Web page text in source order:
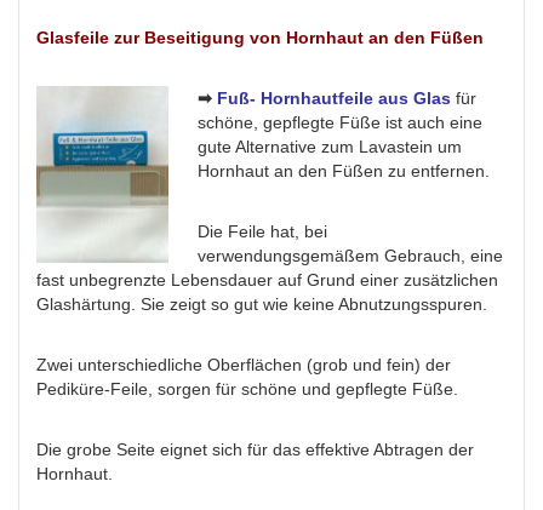
Glasfeile zur Beseitigung von Hornhaut an den Füßen
➡ Fuß- Hornhautfeile aus Glas für
schöne, gepflegte Füße ist auch eine
gute Alternative zum Lavastein um
Hornhaut an den Füßen zu entfernen.
Die Feile hat, bei
verwendungsgemäßem Gebrauch, eine
fast unbegrenzte Lebensdauer auf Grund einer zusätzlichen
Glashärtung. Sie zeigt so gut wie keine Abnutzungsspuren.
Zwei unterschiedliche Oberflächen (grob und fein) der
Pediküre-Feile, sorgen für schöne und gepflegte Füße.
Die grobe Seite eignet sich für das effektive Abtragen der
Hornhaut.